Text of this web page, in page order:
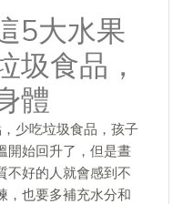
5大水果
圾食品，
體
少吃垃圾食品，孩子
開始回升了，但是晝
不好的人就會感到不
，也要多補充水分和